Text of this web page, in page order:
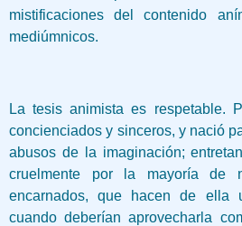
mistificaciones del contenido
mediúmnicos.
La tesis animista es respetable.
concienciados y sinceros, y nació
abusos de la imaginación;
cruelmente por la mayoría de
encarnados, que hacen de ella
cuando deberían aprovecharla